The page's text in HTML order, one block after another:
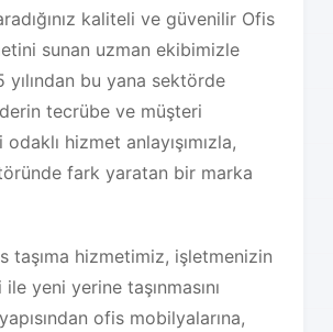
kaliteli ve güvenilir Ofis
sunan uzman ekibimizle
yılından bu yana sektörde
tecrübe ve müşteri
hizmet anlayışımızla,
fark yaratan bir marka
taşıma hizmetimiz, işletmenizin
yeni yerine taşınmasını
ofis mobilyalarına,